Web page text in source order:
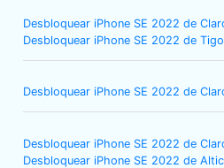
Desbloquear iPhone SE 2022 de
Desbloquear iPhone SE 2022 de
Desbloquear iPhone SE 2022 de
Desbloquear iPhone SE 2022 de
Desbloquear iPhone SE 2022 de